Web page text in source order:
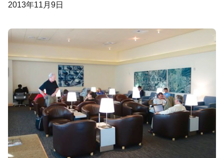
2013年11月9日